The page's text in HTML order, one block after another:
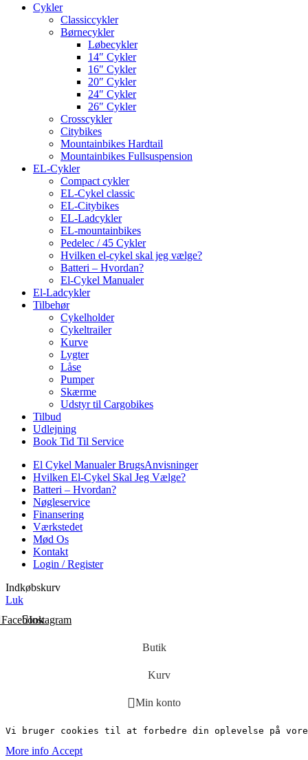
Cykler
Classiccykler
Børnecykler
Løbecykler
14″ Cykler
16″ Cykler
20″ Cykler
24″ Cykler
26″ Cykler
Crosscykler
Citybikes
Mountainbikes Hardtail
Mountainbikes Fullsuspension
EL-Cykler
Compact cykler
EL-Cykel classic
EL-Citybikes
EL-Ladcykler
EL-mountainbikes
Pedelec / 45 Cykler
Hvilken el-cykel skal jeg vælge?
Batteri – Hvordan?
El-Cykel Manualer
El-Ladcykler
Tilbehør
Cykelholder
Cykeltrailer
Kurve
Lygter
Låse
Pumper
Skærme
Udstyr til Cargobikes
Tilbud
Udlejning
Book Tid Til Service
El Cykel Manualer BrugsAnvisninger
Hvilken El-Cykel Skal Jeg Vælge?
Batteri – Hvordan?
Nøgleservice
Finansering
Værkstedet
Mød Os
Kontakt
Login / Register
Indkøbskurv
Luk
FacebookInstagram
Butik
Kurv
Min konto
Vi bruger cookies til at forbedre din oplevelse på vores
More info More
Accept